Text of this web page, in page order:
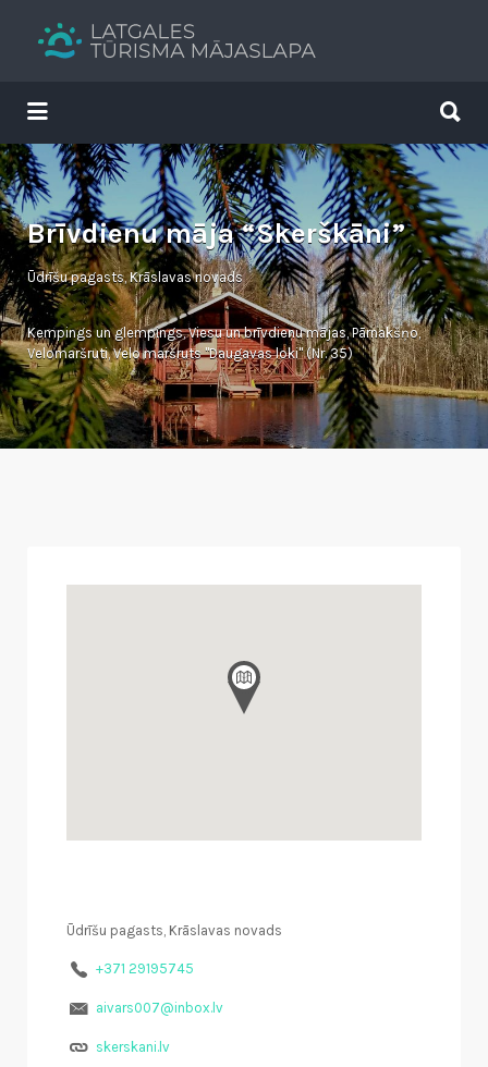
Tavs brīvdienu ceļvedis
Search
for:
for:
Brīvdienu māja “Skerškāni”
Ūdrīšu pagasts, Krāslavas novads
Kempings un glempings,Viesu un brīvdienu mājas,Pārnakšņo,
Velomaršruti,Velo maršruts "Daugavas loki" (Nr. 35)
Ūdrīšu pagasts, Krāslavas novads
+371 29195745
aivars007@inbox.lv
skerskani.lv